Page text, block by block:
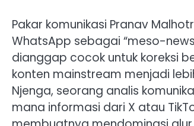
Pakar komunikasi Pranav
WhatsApp sebagai “meso-
dianggap cocok untuk koreksi
konten mainstream menjadi
Njenga, seorang analis
mana informasi dari X atau